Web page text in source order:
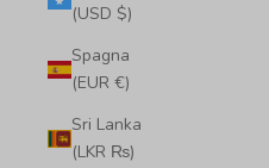
(USD $)
Spagna
(EUR €)
Sri Lanka
(LKR ₨)